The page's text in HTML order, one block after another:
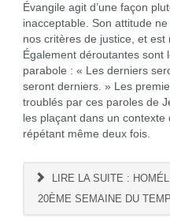
Évangile agit d’une façon
inacceptable. Son attitude
nos critères de justice, et est
Également déroutantes sont
parabole : « Les derniers
seront derniers. » Les
troublés par ces paroles de
les plaçant dans un
répétant même deux fois.
LIRE LA SUITE :
20ÈME SEMAINE DU